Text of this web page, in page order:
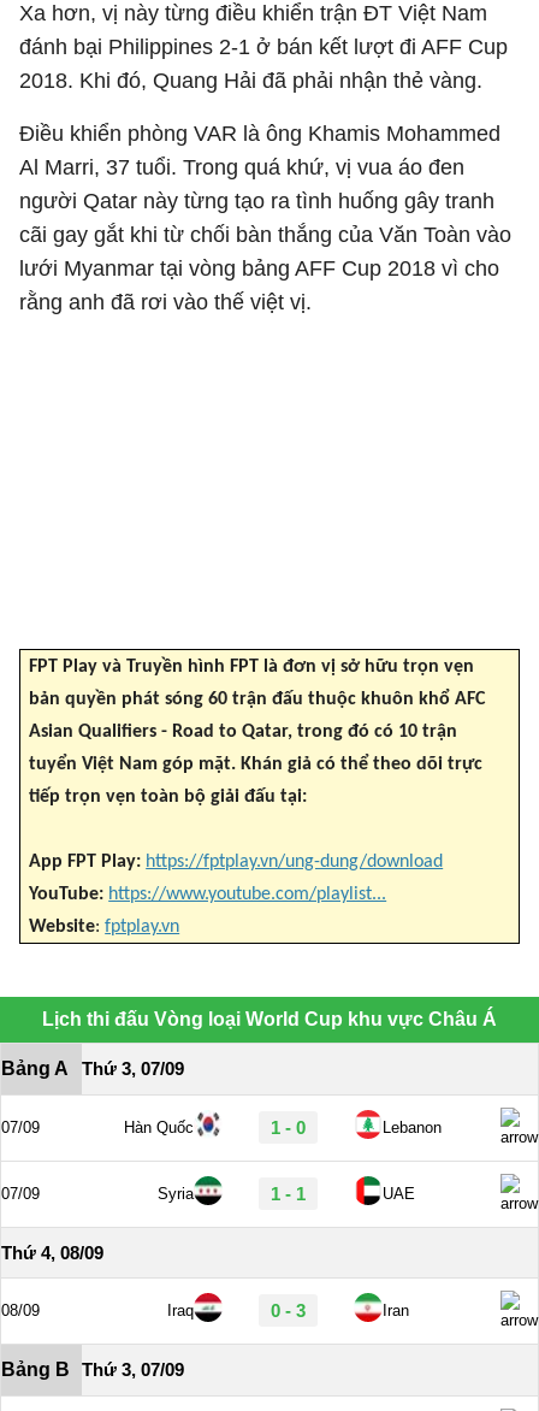
Xa hơn, vị này từng điều khiển trận ĐT Việt Nam
đánh bại Philippines 2-1 ở bán kết lượt đi AFF Cup
2018. Khi đó, Quang Hải đã phải nhận thẻ vàng.
Điều khiển phòng VAR là ông Khamis Mohammed
Al Marri, 37 tuổi. Trong quá khứ, vị vua áo đen
người Qatar này từng tạo ra tình huống gây tranh
cãi gay gắt khi từ chối bàn thắng của Văn Toàn vào
lưới Myanmar tại vòng bảng AFF Cup 2018 vì cho
rằng anh đã rơi vào thế việt vị.
FPT Play và Truyền hình FPT là đơn vị sở hữu trọn vẹn
bản quyền phát sóng 60 trận đấu thuộc khuôn khổ AFC
Asian Qualifiers - Road to Qatar, trong đó có 10 trận
tuyển Việt Nam góp mặt. Khán giả có thể theo dõi trực
tiếp trọn vẹn toàn bộ giải đấu tại:
App FPT Play: https://fptplay.vn/ung-dung/download
YouTube: https://www.youtube.com/playlist...
Website:fptplay.vn